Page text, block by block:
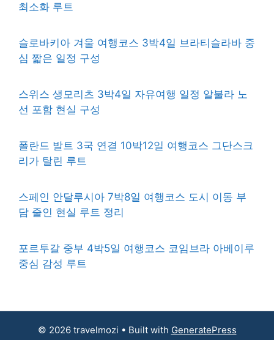
최소화 루트
슬로바키아 겨울 여행코스 3박4일 브라티슬라바 중
심 짧은 일정 구성
스위스 생모리츠 3박4일 자유여행 일정 알불라 노
선 포함 현실 구성
폴란드 발트 3국 연결 10박12일 여행코스 그단스크
리가 탈린 루트
스페인 안달루시아 7박8일 여행코스 도시 이동 부
담 줄인 현실 루트 정리
포르투갈 중부 4박5일 여행코스 코임브라 아베이루
중심 감성 루트
© 2026 travelmozi • Built with GeneratePress